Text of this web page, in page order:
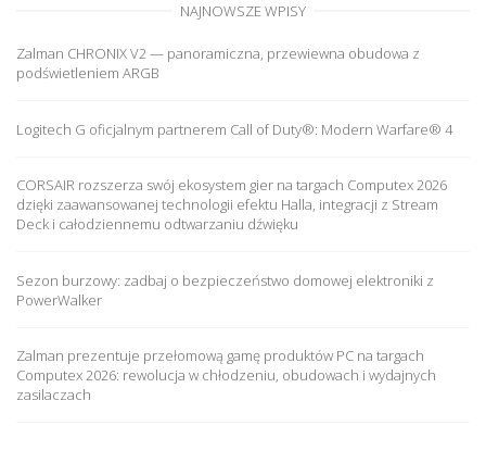
NAJNOWSZE WPISY
Zalman CHRONIX V2 — panoramiczna, przewiewna obudowa z
podświetleniem ARGB
Logitech G oficjalnym partnerem Call of Duty®: Modern Warfare® 4
CORSAIR rozszerza swój ekosystem gier na targach Computex 2026
dzięki zaawansowanej technologii efektu Halla, integracji z Stream
Deck i całodziennemu odtwarzaniu dźwięku
Sezon burzowy: zadbaj o bezpieczeństwo domowej elektroniki z
PowerWalker
Zalman prezentuje przełomową gamę produktów PC na targach
Computex 2026: rewolucja w chłodzeniu, obudowach i wydajnych
zasilaczach